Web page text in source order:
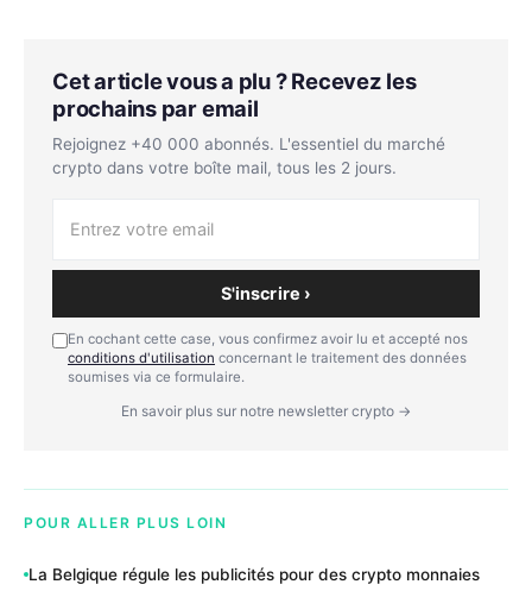
Cet article vous a plu ? Recevez les
prochains par email
Rejoignez +40 000 abonnés. L'essentiel du marché
crypto dans votre boîte mail, tous les 2 jours.
S'inscrire ›
En cochant cette case, vous confirmez avoir lu et accepté nos
conditions d'utilisation concernant le traitement des données
soumises via ce formulaire.
En savoir plus sur notre newsletter crypto →
POUR ALLER PLUS LOIN
La Belgique régule les publicités pour des crypto monnaies